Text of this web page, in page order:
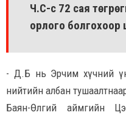
Ч.С-с 72 сая
орлого
- Д.Б нь Эрчим хүчний
нийтийн албан
Баян-Өлгий аймгийн